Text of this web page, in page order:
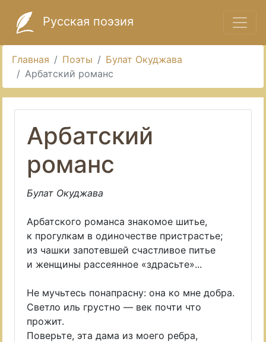
Русская поэзия
Главная Поэты
Булат Окуджава
Арбатский романс
Арбатский
романс
Булат Окуджава
Арбатского романса знакомое шитье,
к прогулкам в одиночестве пристрастье;
из чашки запотевшей счастливое питье
и женщины рассеянное «здрасьте»...
Не мучьтесь понапрасну: она ко мне добра.
Светло иль грустно — век почти что
прожит.
Поверьте, эта дама из моего ребра,